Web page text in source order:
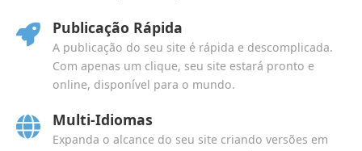
Publicação Rápida
A publicação do seu site é rápida e descomplicada.
Com apenas um clique, seu site estará pronto e
online, disponível para o mundo.
Multi-Idiomas
Expanda o alcance do seu site criando versões em